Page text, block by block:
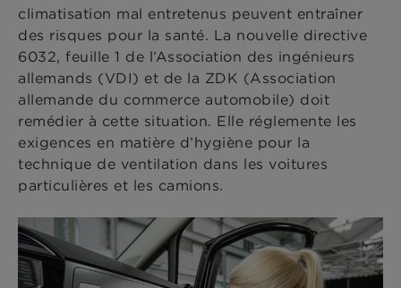
climatisation mal entretenus peuvent entraîner
des risques pour la santé. La nouvelle directive
6032, feuille 1 de l’Association des ingénieurs
allemands (VDI) et de la ZDK (Association
allemande du commerce automobile) doit
remédier à cette situation. Elle réglemente les
exigences en matière d’hygiène pour la
technique de ventilation dans les voitures
particulières et les camions.